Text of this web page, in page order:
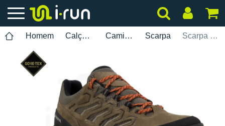
Homem Calçados Caminhada Scarpa Scarpa Moraine Gore-Tex